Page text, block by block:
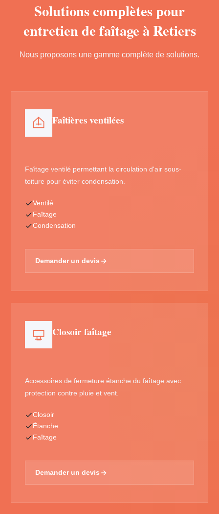
Solutions complètes pour
entretien de faîtage à Retiers
Nous proposons une gamme complète de solutions.
Faîtières ventilées
Faîtage ventilé permettant la circulation d'air sous-
toiture pour éviter condensation.
Ventilé
Faîtage
Condensation
Demander un devis
Closoir faîtage
Accessoires de fermeture étanche du faîtage avec
protection contre pluie et vent.
Closoir
Étanche
Faîtage
Demander un devis